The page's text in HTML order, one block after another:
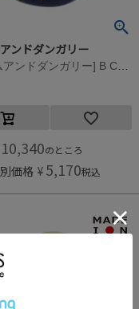
ンドダンガリー
10,340のところ
価格 ¥ 5,170税込